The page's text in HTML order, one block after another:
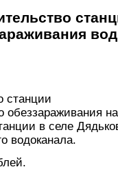
станции
обеззараживания на
в селе
водоканала.